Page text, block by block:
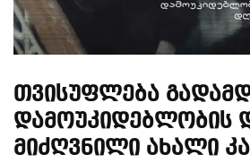
Თვისუფლება
Დამოუკიდებლობის
Მიძღვნილი Ახალი